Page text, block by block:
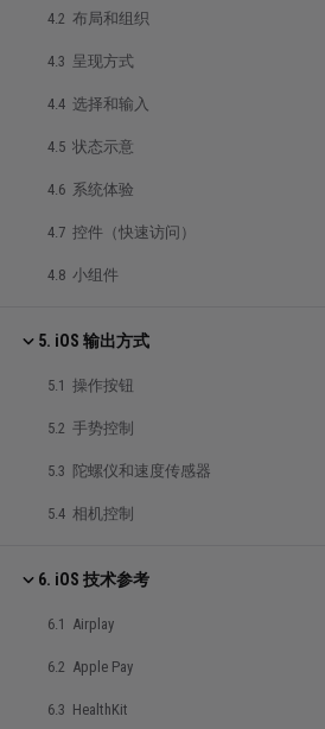
4.2 布局和组织
4.3 呈现方式
4.4 选择和输入
4.5 状态示意
4.6 系统体验
4.7 控件（快速访问）
4.8 小组件
5. iOS 输出方式
5.1 操作按钮
5.2 手势控制
5.3 陀螺仪和速度传感器
5.4 相机控制
6. iOS 技术参考
6.1 Airplay
6.2 Apple Pay
6.3 HealthKit